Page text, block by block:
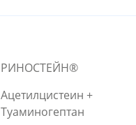
РИНОСТЕЙН®
Ацетилцистеин +
Туаминогептан